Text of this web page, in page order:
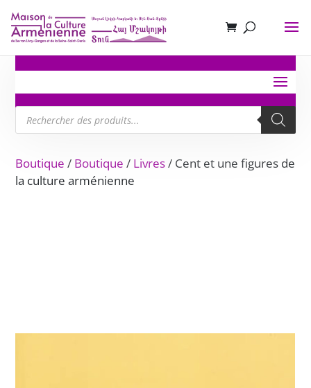
Recherche
de
produits
Boutique / Boutique / Livres/ Cent et une figures de
la culture arménienne